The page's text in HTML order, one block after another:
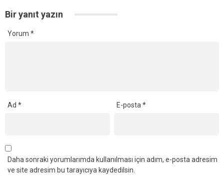
Bir yanıt yazın
Yorum *
Ad * E-posta*
Daha sonraki yorumlarımda kullanılması için adım, e-posta adresim
ve site adresim bu tarayıcıya kaydedilsin.